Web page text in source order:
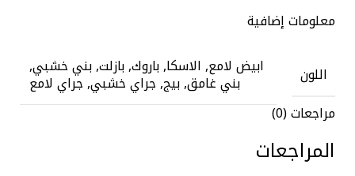
معلومات إضافية
اللون ابيض لامع, الاسكا, باروك, بازلت, بني خشبي,
بني غامق, بيج, جراي خشبي, جراي لامع
مراجعات (0)
المراجعات